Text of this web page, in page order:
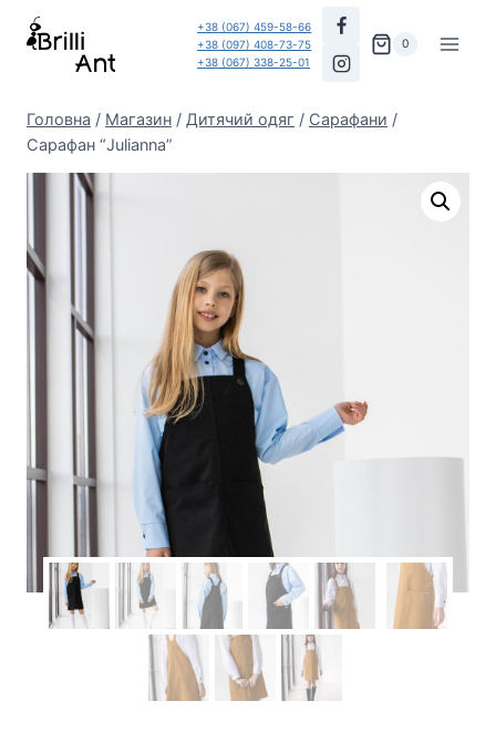
Перейти
+38 (067) 459-58-66
+38 (097) 408-73-75
+38 (067) 338-25-01
0
Головна / Магазин / Дитячий одяг / Сарафани /
Сарафан “Julianna”